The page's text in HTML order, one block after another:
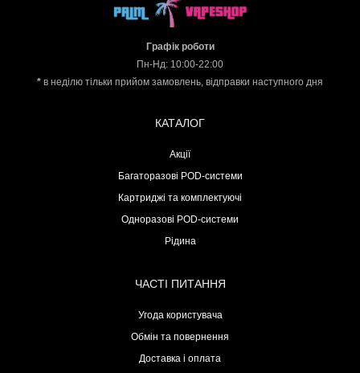
Графік роботи
Пн-Нд: 10:00-22:00
* в неділю тільки прийом замовлень, відправки наступного дня
КАТАЛОГ
Акції
Багаторазові POD-системи
Картриджі та комплектуючі
Одноразові POD-системи
Рідина
ЧАСТІ ПИТАННЯ
Угода користувача
Обмін та повернення
Доставка і оплата